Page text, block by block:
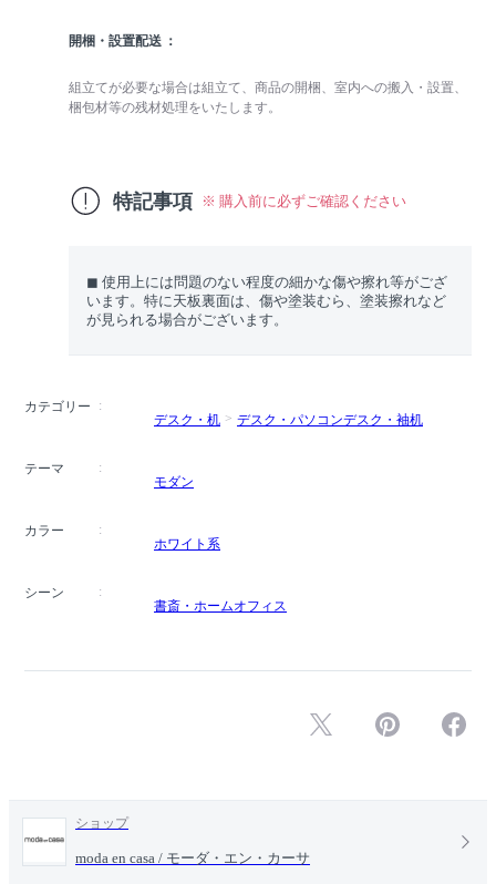
開梱・設置配送
組立てが必要な場合は組立て、商品の開梱、室内への搬入・設置、
梱包材等の残材処理をいたします。
特記事項 ※ 購入前に必ずご確認ください
◼︎ 使用上には問題のない程度の細かな傷や擦れ等がござ
います。特に天板裏面は、傷や塗装むら、塗装擦れなど
が見られる場合がございます。
カテゴリー
デスク・机
デスク・パソコンデスク・袖机
テーマ
モダン
カラー
ホワイト系
シーン
書斎・ホームオフィス
ショップ
moda en casa / モーダ・エン・カーサ